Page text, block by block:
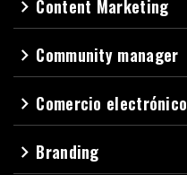
navigate_next Content Marketing
navigate_next Community manager
navigate_next Comercio electrónico
navigate_next Branding